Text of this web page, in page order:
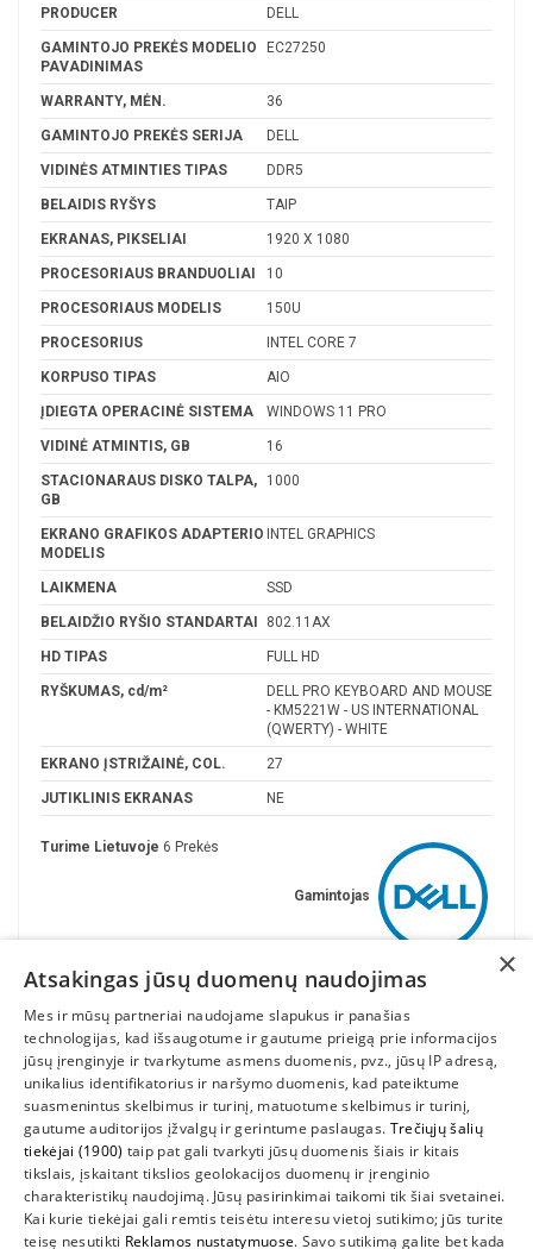
PRODUCER DELL
GAMINTOJO PREKĖS MODELIO
PAVADINIMAS
EC27250
WARRANTY, MĖN. 36
GAMINTOJO PREKĖS SERIJA DELL
VIDINĖS ATMINTIES TIPAS DDR5
BELAIDIS RYŠYS TAIP
EKRANAS, PIKSELIAI 1920 X 1080
PROCESORIAUS BRANDUOLIAI 10
PROCESORIAUS MODELIS 150U
PROCESORIUS INTEL CORE 7
KORPUSO TIPAS AIO
ĮDIEGTA OPERACINĖ SISTEMA WINDOWS 11 PRO
VIDINĖ ATMINTIS, GB 16
STACIONARAUS DISKO TALPA,
GB
1000
EKRANO GRAFIKOS ADAPTERIO
MODELIS
INTEL GRAPHICS
LAIKMENA SSD
BELAIDŽIO RYŠIO STANDARTAI 802.11AX
HD TIPAS FULL HD
RYŠKUMAS, cd/m²
DELL PRO KEYBOARD AND MOUSE
- KM5221W - US INTERNATIONAL
(QWERTY) - WHITE
EKRANO ĮSTRIŽAINĖ, COL. 27
JUTIKLINIS EKRANAS NE
Gamintojas
Turime Lietuvoje 6 Prekės
INFORMACIJA
SUSIEKITE
×
Atsakingas jūsų duomenų naudojimas
Mes ir mūsų partneriai naudojame slapukus ir panašias
technologijas, kad išsaugotume ir gautume prieigą prie informacijos
jūsų įrenginyje ir tvarkytume asmens duomenis, pvz., jūsų IP adresą,
unikalius identifikatorius ir naršymo duomenis, kad pateiktume
suasmenintus skelbimus ir turinį, matuotume skelbimus ir turinį,
gautume auditorijos įžvalgų ir gerintume paslaugas. Trečiųjų šalių
tiekėjai (1900) taip pat gali tvarkyti jūsų duomenis šiais ir kitais
tikslais, įskaitant tikslios geolokacijos duomenų ir įrenginio
charakteristikų naudojimą. Jūsų pasirinkimai taikomi tik šiai svetainei.
Kai kurie tiekėjai gali remtis teisėtu interesu vietoj sutikimo; jūs turite
teisę nesutikti Reklamos nustatymuose. Savo sutikimą galite bet kada